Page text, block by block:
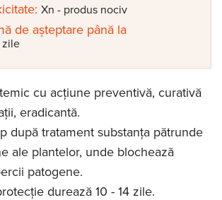
Xn - produs nociv
de așteptare până la
cu acțiune preventivă, curativă
eradicantă.
după tratament substanța pătrunde
ale plantelor, unde blochează
patogene.
durează 10 - 14 zile.